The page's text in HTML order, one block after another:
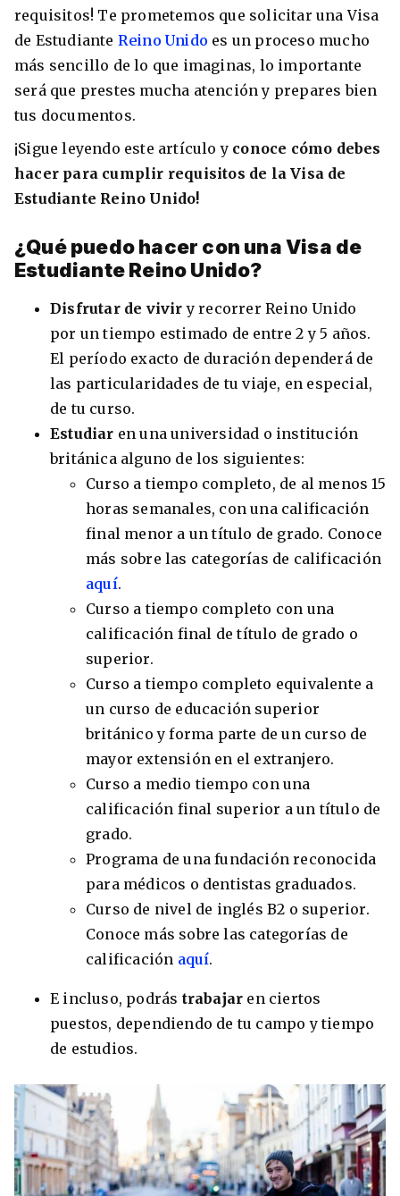
vacunados contra el Covid-19
8 ciudades para tomar cursos de inglés
intensivo
Barbie Castoldi
Nueva Zelanda
América
Brasil
Canadá
Estados Unidos
México
VER TODOS LOS PAÍSES
Estudia Inglés frente al Mediterráneo
Estudia un Bachelor de IT en Cork
Estudia Business en Auckland
Estudia Desarrollo Web en Toronto
Melbourne
He leído y acepto los Términos y
Condiciones
ENVIAR
requisitos! Te prometemos que solicitar una Visa
de Estudiante Reino Unido es un proceso mucho
más sencillo de lo que imaginas, lo importante
será que prestes mucha atención y prepares bien
tus documentos.
¡Sigue leyendo este artículo y conoce cómo debes
hacer para cumplir requisitos de la Visa de
Estudiante Reino Unido!
¿Qué puedo hacer con una Visa de
Estudiante Reino Unido?
Disfrutar de vivir y recorrer Reino Unido
por un tiempo estimado de entre 2 y 5 años.
El período exacto de duración dependerá de
las particularidades de tu viaje, en especial,
de tu curso.
Estudiar en una universidad o institución
británica alguno de los siguientes:
Curso a tiempo completo, de al menos 15
horas semanales, con una calificación
final menor a un título de grado. Conoce
más sobre las categorías de calificación
aquí.
Curso a tiempo completo con una
calificación final de título de grado o
superior.
Curso a tiempo completo equivalente a
un curso de educación superior
británico y forma parte de un curso de
mayor extensión en el extranjero.
Curso a medio tiempo con una
calificación final superior a un título de
grado.
Programa de una fundación reconocida
para médicos o dentistas graduados.
Curso de nivel de inglés B2 o superior.
Conoce más sobre las categorías de
calificación aquí.
E incluso, podrás trabajar en ciertos
puestos, dependiendo de tu campo y tiempo
de estudios.